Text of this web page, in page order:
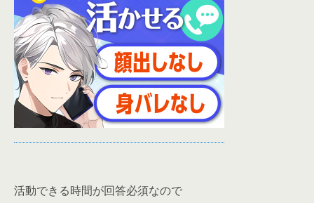
活動できる時間が回答必須なので